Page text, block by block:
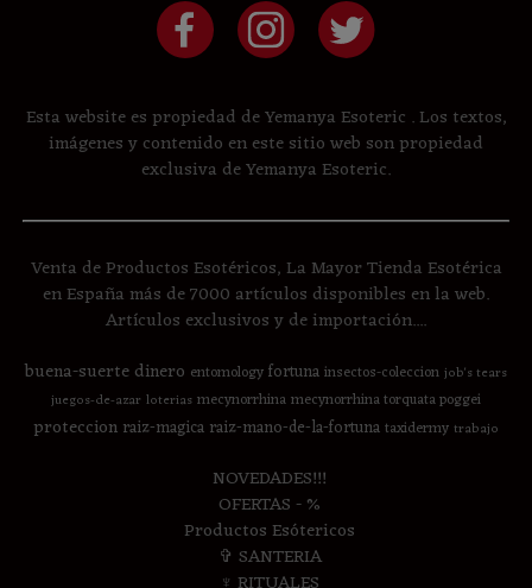
Esta website es propiedad de Yemanya Esoteric . Los textos,
imágenes y contenido en este sitio web son propiedad
exclusiva de Yemanya Esoteric.
Venta de Productos Esotéricos, La Mayor Tienda Esotérica
en España más de 7000 artículos disponibles en la web.
Artículos exclusivos y de importación....
buena-suertedinero entomologyfortunainsectos-coleccion job's tears
juegos-de-azar loterias mecynorrhinamecynorrhina torquata poggei
proteccion raiz-magica raiz-mano-de-la-fortunataxidermy trabajo
NOVEDADES!!!
OFERTAS - %
Productos Esótericos
✞ SANTERIA